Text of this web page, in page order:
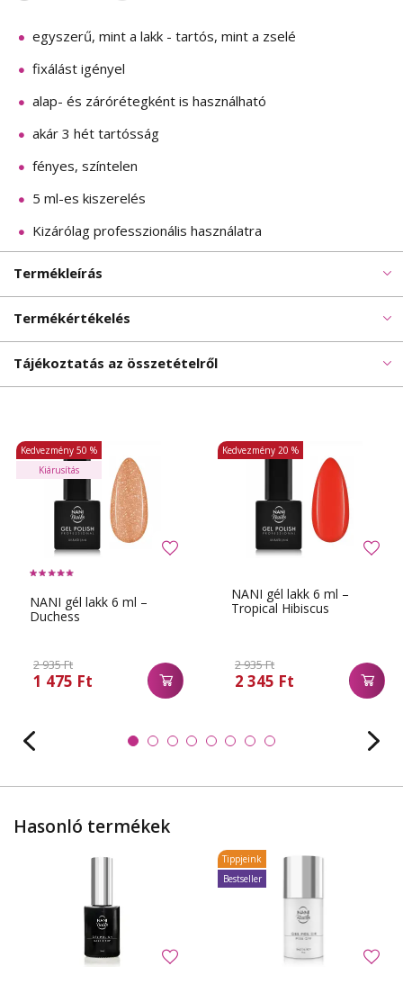
egyszerű, mint a lakk - tartós, mint a zselé
fixálást igényel
alap- és zárórétegként is használható
akár 3 hét tartósság
fényes, színtelen
5 ml-es kiszerelés
Kizárólag professzionális használatra
Termékleírás
Termékértékelés
Tájékoztatás az összetételről
NANI gél lakk 6 ml –
Duchess
2 935 Ft
1 475 Ft
Kedvezmény 50 %
Kiárusítás
NANI gél lakk 6 ml –
Tropical Hibiscus
2 935 Ft
2 345 Ft
Kedvezmény 20 %
Hasonló termékek
Tippjeink
Bestseller